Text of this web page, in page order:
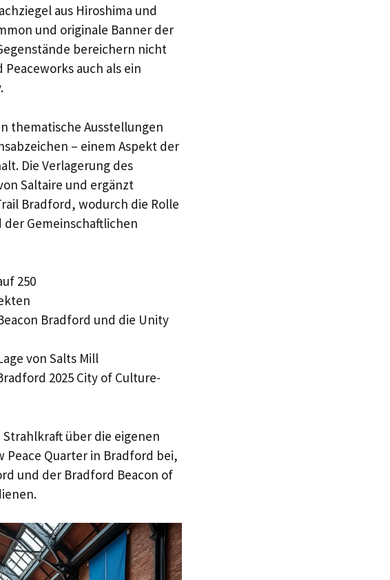
aus Hiroshima und
und originale Banner der
bereichern nicht
auch als ein
thematische Ausstellungen
– einem Aspekt der
Die Verlagerung des
Saltaire und ergänzt
Bradford, wodurch die Rolle
Gemeinschaftlichen
250
Bradford und die Unity
von Salts Mill
2025 City of Culture-
Strahlkraft über die eigenen
Peace Quarter in Bradford bei,
und der Bradford Beacon of